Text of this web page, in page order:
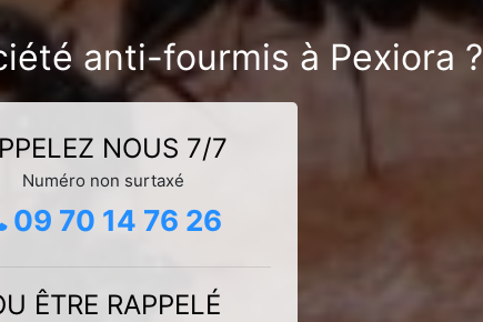
anti-fourmis à Pexiora ?
NOUS 7/7
Numéro non surtaxé
09 70 14 76 26
ÊTRE RAPPELÉ